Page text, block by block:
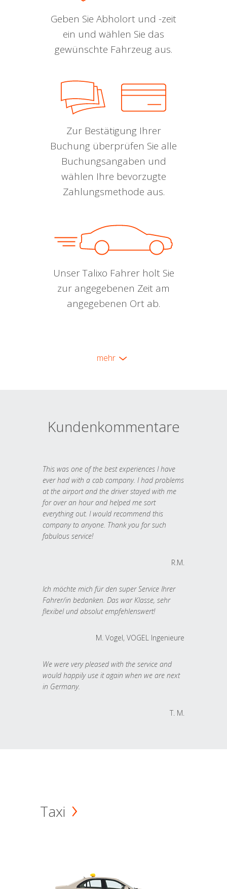
Geben Sie Abholort und -zeit
ein und wählen Sie das
gewünschte Fahrzeug aus.
Zur Bestätigung Ihrer
Buchung überprüfen Sie alle
Buchungsangaben und
wählen Ihre bevorzugte
Zahlungsmethode aus.
Unser Talixo Fahrer holt Sie
zur angegebenen Zeit am
angegebenen Ort ab.
mehr
Kundenkommentare
This was one of the best experiences I have
ever had with a cab company. I had problems
at the airport and the driver stayed with me
for over an hour and helped me sort
everything out. I would recommend this
company to anyone. Thank you for such
fabulous service!
R.M.
Ich möchte mich für den super Service Ihrer
Fahrer/in bedanken. Das war Klasse, sehr
flexibel und absolut empfehlenswert!
M. Vogel, VOGEL Ingenieure
We were very pleased with the service and
would happily use it again when we are next
in Germany.
T. M.
Taxi